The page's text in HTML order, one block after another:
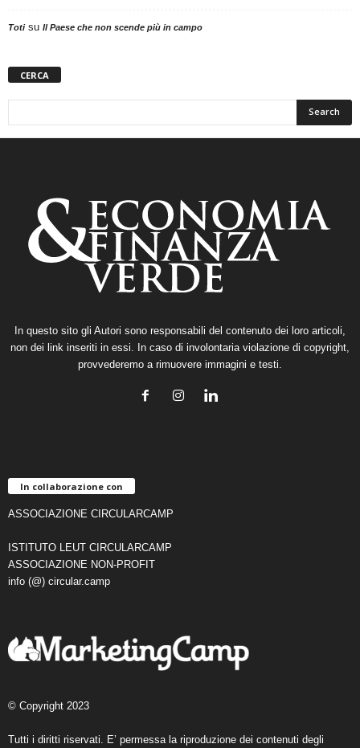
Totisu Il Paese che non scende più in campo
CERCA
In questo sito gli Autori sono responsabili del contenuto dei loro articoli,
non dei link inseriti in essi. In caso di involontaria violazione di copyright,
provvederemo a rimuovere immagini e testi.
In collaborazione con
ASSOCIAZIONE CIRCULARCAMP
ISTITUTO LEUT CIRCULARCAMP
ASSOCIAZIONE NON-PROFIT
info (@) circular.camp
© Copyright 2023
Tutti i diritti riservati. E’ permessa la riproduzione dei contenuti degli